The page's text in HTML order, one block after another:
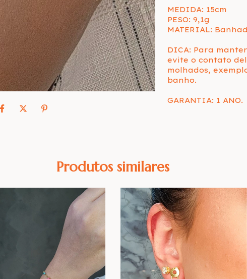
MEDIDA: 15cm
PESO: 9,1g
MATERIAL:
DICA: Para
evite o contato
molhados,
banho.
GARANTIA: 1 ANO.
Produtos similares